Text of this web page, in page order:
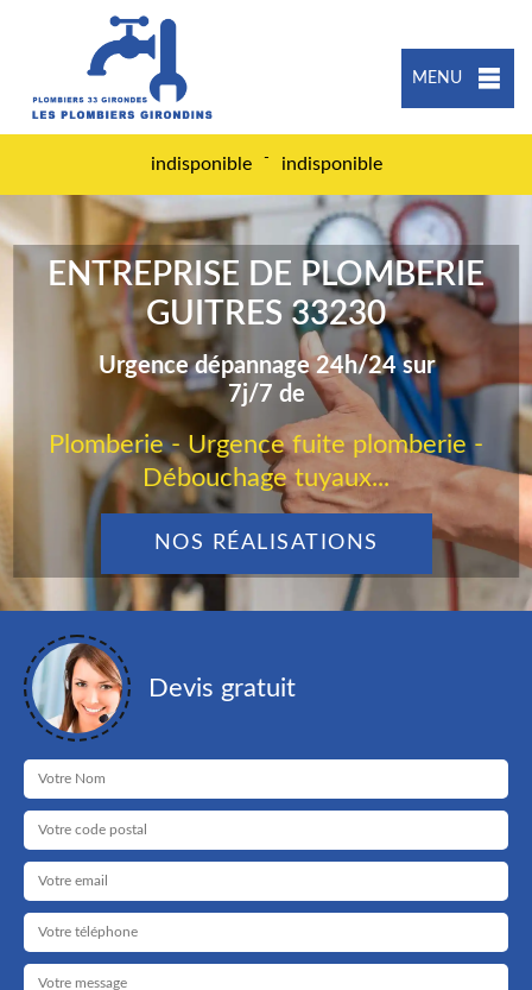
MENU
indisponible - indisponible
ENTREPRISE DE PLOMBERIE
GUITRES 33230
Urgence dépannage 24h/24 sur
7j/7 de
Plomberie - Urgence fuite plomberie -
Débouchage tuyaux...
NOS RÉALISATIONS
Devis gratuit